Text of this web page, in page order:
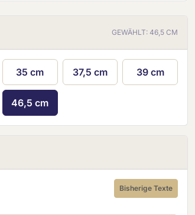
GEWÄHLT: 46,5 CM
35 cm 37,5 cm 39 cm
46,5 cm
Bisherige Texte